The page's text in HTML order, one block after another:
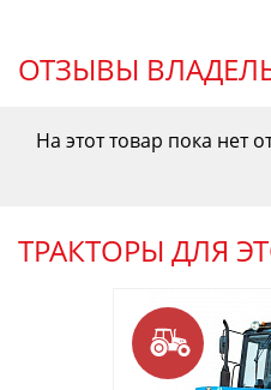
ОТЗЫВЫ
На этот товар пока нет
ТРАКТОРЫ ДЛЯ